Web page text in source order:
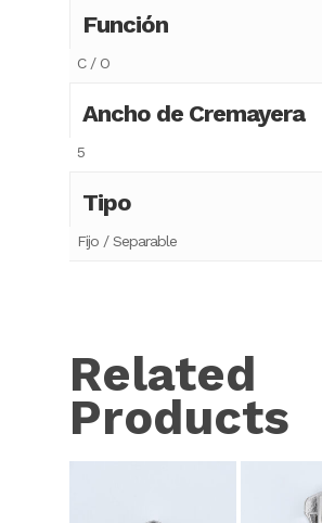
Función
C / O
Ancho de Cremayera
5
Tipo
Fijo / Separable
Related
Products